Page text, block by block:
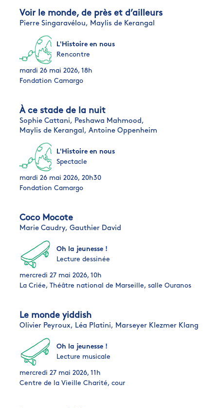
Voir le monde, de près et d’ailleurs
Pierre Singaravélou, Maylis de Kerangal
L'Histoire en nous
Rencontre
mardi 26 mai 2026, 18h
Fondation Camargo
À ce stade de la nuit
Sophie Cattani, Peshawa Mahmood,
Maylis de Kerangal, Antoine Oppenheim
L'Histoire en nous
Spectacle
mardi 26 mai 2026, 20h30
Fondation Camargo
Coco Mocote
Marie Caudry, Gauthier David
Oh la jeunesse !
Lecture dessinée
mercredi 27 mai 2026, 10h
La Criée, Théâtre national de Marseille, salle Ouranos
Le monde yiddish
Olivier Peyroux, Léa Platini, Marseyer Klezmer Klang
Oh la jeunesse !
Lecture musicale
mercredi 27 mai 2026, 11h
Centre de la Vieille Charité, cour